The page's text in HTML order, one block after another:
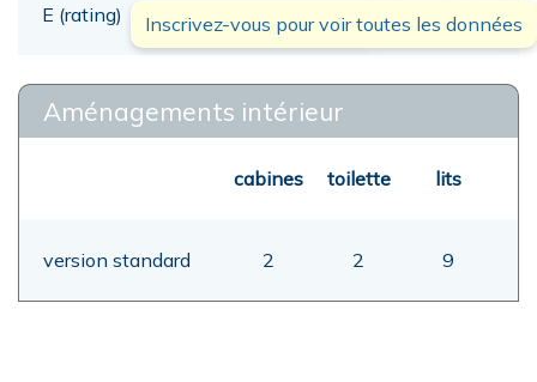
E (rating) 00,00
Inscrivez-vous pour voir toutes les données
Aménagements intérieur
cabines toilette lits
version standard 2 2 9